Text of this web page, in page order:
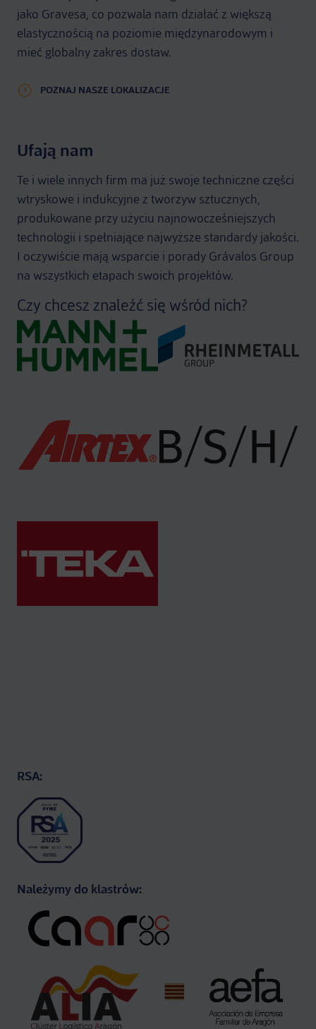
jako Gravesa, co pozwala nam działać z większą
elastycznością na poziomie międzynarodowym i
mieć globalny zakres dostaw.
POZNAJ NASZE LOKALIZACJE
Ufają nam
Te i wiele innych firm ma już swoje techniczne części
wtryskowe i indukcyjne z tworzyw sztucznych,
produkowane przy użyciu najnowocześniejszych
technologii i spełniające najwyższe standardy jakości.
I oczywiście mają wsparcie i porady Grávalos Group
na wszystkich etapach swoich projektów.
Czy chcesz znaleźć się wśród nich?
RSA:
Należymy do klastrów: